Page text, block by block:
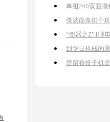
图
单组260双面
市
微波面条烘干
“衡器之Z”1吨
电子地磅，不
到华日机械的
楚留香饺子机